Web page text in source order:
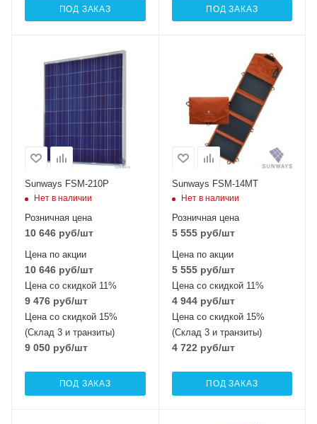
ПОД ЗАКАЗ ПОД ЗАКАЗ
поликристаллический
Sunways FSM-210P
Нет в наличии
Розничная цена
10 646 руб/шт
Цена по акции
10 646 руб/шт
Цена со скидкой 11%
9 476 руб/шт
Цена со скидкой 15%
(Склад 3 и транзиты)
9 050 руб/шт
ПОД ЗАКАЗ
монокристаллический
Sunways FSM-14MT
Нет в наличии
Розничная цена
5 555руб/шт
Цена по акции
5 555руб/шт
Цена со скидкой 11%
4 944руб/шт
Цена со скидкой 15%
(Склад 3 и транзиты)
4 722 руб/шт
ПОД ЗАКАЗ